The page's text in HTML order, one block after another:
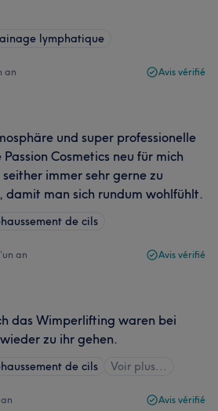
lymphatique
an Avis vérifié
und super professionelle
Cosmetics neu für mich
immer sehr gerne zu
man sich rundum wohlfühlt.
de cils
an Avis vérifié
das Wimperlifting waren bei
zu ihr gehen.
de cils Voir plus...
Avis vérifié